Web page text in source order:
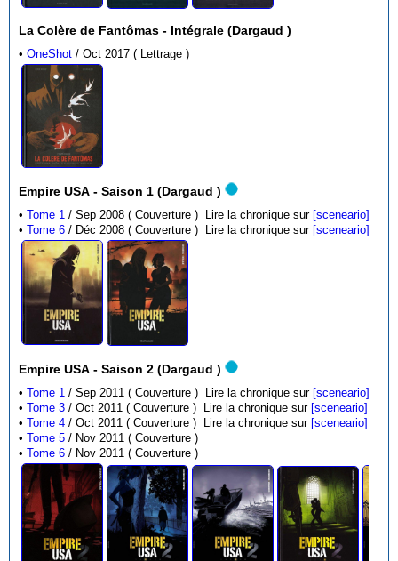
La Colère de Fantômas - Intégrale (Dargaud )
•OneShot / Oct 2017 ( Lettrage )
Empire USA - Saison 1 (Dargaud )
•Tome 1 / Sep 2008 ( Couverture ) Lire la chronique sur [sceneario]
•Tome 6 / Déc 2008 ( Couverture ) Lire la chronique sur [sceneario]
Empire USA - Saison 2 (Dargaud )
•Tome 1 / Sep 2011 ( Couverture ) Lire la chronique sur [sceneario]
•Tome 3 / Oct 2011 ( Couverture ) Lire la chronique sur [sceneario]
•Tome 4 / Oct 2011 ( Couverture ) Lire la chronique sur [sceneario]
•Tome 5
/ Nov 2011 ( Couverture )
•Tome 6 / Nov 2011 ( Couverture )